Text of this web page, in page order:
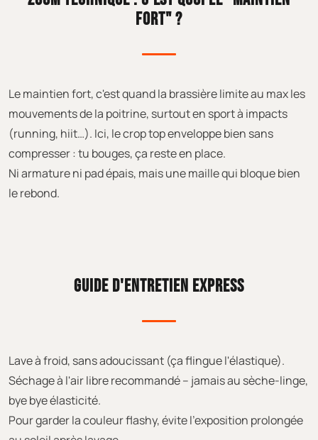
FORT" ?
Le maintien fort, c'est quand la brassière limite au max les
mouvements de la poitrine, surtout en sport à impacts
(running, hiit…). Ici, le crop top enveloppe bien sans
compresser : tu bouges, ça reste en place.
Ni armature ni pad épais, mais une maille qui bloque bien
le rebond.
GUIDE D'ENTRETIEN EXPRESS
Lave à froid, sans adoucissant (ça flingue l'élastique).
Séchage à l'air libre recommandé – jamais au sèche-linge,
bye bye élasticité.
Pour garder la couleur flashy, évite l'exposition prolongée